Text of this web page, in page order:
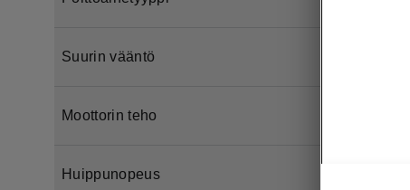
Suurin vääntö
Moottorin teho
Huippunopeus